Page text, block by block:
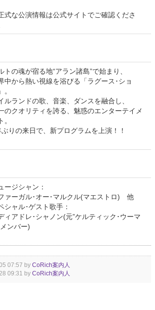
式な公演情報は公式サイトでご確認くださ
トの魂が宿る地“アラン諸島”で始まり、
中から熱い視線を浴びる「ラグース･ショ
。
ルランドの歌、音楽、ダンスを融合し、
のクオリティを誇る、魅惑のエンターテイメ
。
りの来日で、新プログラムを上演！！
ージシャン：
ァーガル･オー･マルクル(マエストロ) 他
シャル･ゲスト歌手：
ィアドレ･シャノン(元”ケルティック･ウーマ
メンバー)
07:57 by CoRich案内人
09:31 by CoRich案内人